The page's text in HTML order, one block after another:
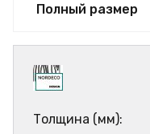
Полный размер
Толщина (мм):